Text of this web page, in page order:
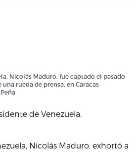
Nicolás Maduro, fue captado el pasado
rueda de prensa, en Caracas
de Venezuela.
Nicolás Maduro, exhortó a